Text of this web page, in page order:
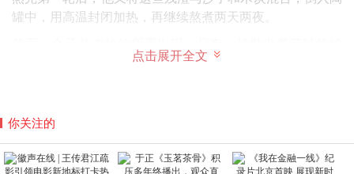
罐中，用高温封闭加热，再继续熬煮两天两夜。
末。他一度以为自己彻底失败了，甚至连夜痛哭了一场。
天色渐暗，那堆粉末竟然开始发光，如同夜空中漂浮的萤火
他反复试验了十几次，发现只要进入黑暗环境，粉末就会亮
点击展开全文
你关注的